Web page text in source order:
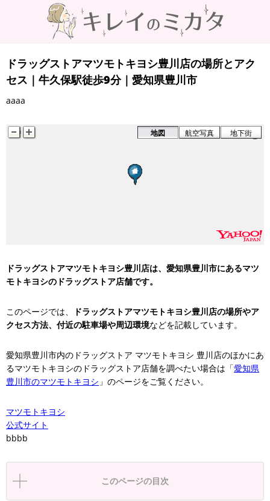
ドラッグストアマツモトキヨシ豊川店の場所とアク
セス｜牛久保駅徒歩9分｜愛知県豊川市
aaaa
地図 航空写真 地下街
ドラッグストアマツモトキヨシ豊川店は、愛知県豊川市にあるマツ
モトキヨシのドラッグストア店舗です。
このページでは、
ドラッグストアマツモトキヨシ豊川店の場所やア
クセス方法、付近の駐車場や周辺環境などを記載しています。
愛知県豊川市内のドラッグストア マツモトキヨシ 豊川店のほかにあ
るマツモトキヨシのドラッグストア店舗を調べたい場合は「愛知県
豊川市のマツモトキヨシ 」のページをご覧ください。
マツモトキヨシ
公式サイト
bbbb
このページの目次